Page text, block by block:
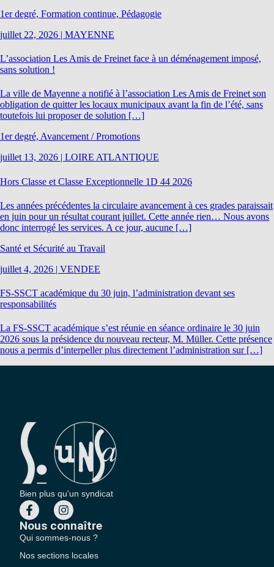
1er degré, Formation continue, Pédagogie
juillet 22, 2026 | MAYENNE
L’association Les Amis de Freinet face à un déménagement imposé,
sans solution !
La ville de Mayenne a notifié à l’association Les Amis de Freinet son
obligation de quitter les locaux municipaux avant la fin de l’été, sans
toutefois lui proposer de solution […]
1er degré, Avancement / Promotions
juillet 13, 2026 | LOIRE ATLANTIQUE
Hors Classe et Classe Exceptionnelle 1D 44 2026
Les années précédentes la circulaire avancement à ces grades paraissait
en juin pour un résultat courant juillet. Cette année rien… Nous avons
donc interrogé les services. A ce jour, aucune […]
Santé et Sécurité au Travail
juillet 4, 2026 | VENDEE
FS-SSCT académique du 30 juin, l’administration devant ses
responsabilités
La FS-SSCT académique s’est réunie en séance ordinaire le 30 juin
2026 sous la présidence du nouveau recteur, M. Müller. Cette présence
nous a permis d’interpeller plus directement l’administration sur […]
Bien plus qu'un syndicat
Nous connaître
Qui sommes-nous ?
Nos sections locales